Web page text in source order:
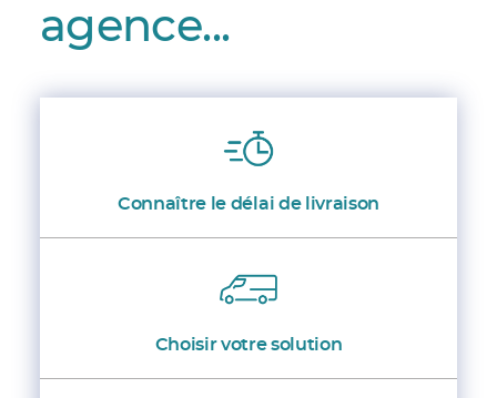
agence...
Connaître le délai de livraison
Choisir votre solution